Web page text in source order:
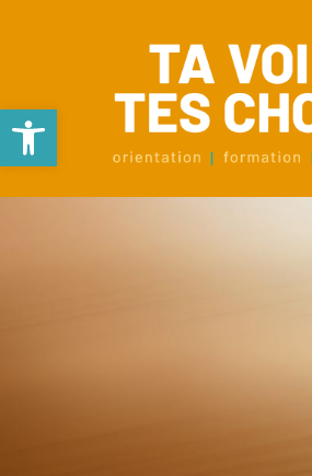
Ouvrir la barre d’outils